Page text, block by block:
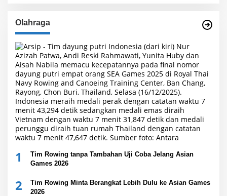
Olahraga
1
Tim Rowing tanpa Tambahan Uji Coba Jelang Asian
Games 2026
2
Tim Rowing Minta Berangkat Lebih Dulu ke Asian Games
2026